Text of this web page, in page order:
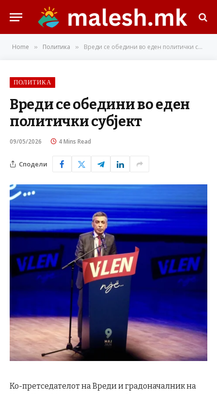
Home » Политика » Вреди се обедини во еден политички субјект
ПОЛИТИКА
Вреди се обедини во еден
политички субјект
09/05/2026 4 Mins Read
Сподели
Ко-претседателот на Вреди и градоначалник на